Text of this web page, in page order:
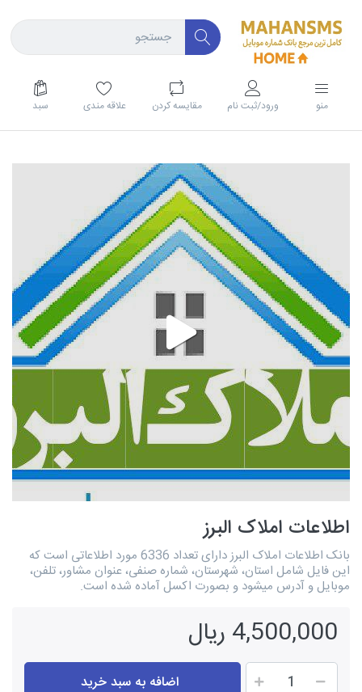
منو ورود/ثبت نام مقايسه كردن علاقه مندی سبد
اطلاعات املاک البرز
بانک اطلاعات املاک البرز دارای تعداد 6336 مورد اطلاعاتی است که
این فایل شامل استان، شهرستان، شماره صنفی، عنوان مشاور، تلفن،
موبایل و آدرس میشود و بصورت اکسل آماده شده است.
4,500,000 ریال
اضافه به سبد خرید